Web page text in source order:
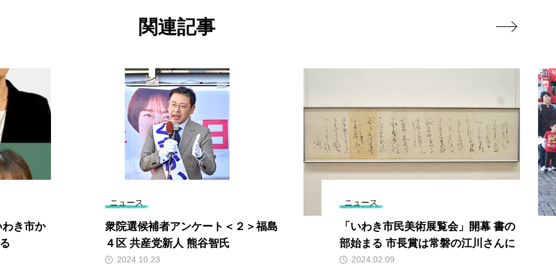
関連記事
衆院選候補者アンケート＜２＞福島
４区 共産党新人 熊谷智氏
「いわき市民美術展覧会」開幕 書の
部始まる 市長賞は常磐の江川さんに
ニュース
９日か
き駅前
